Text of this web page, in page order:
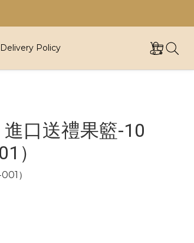
Delivery Policy
進口送禮果籃-10
）
）